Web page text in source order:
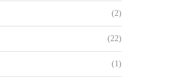
(2)
(22)
(1)